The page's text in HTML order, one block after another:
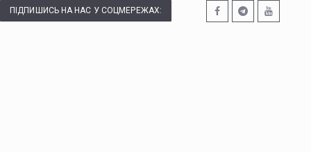
ПІДПИШИСЬ НА НАС У СОЦМЕРЕЖАХ: